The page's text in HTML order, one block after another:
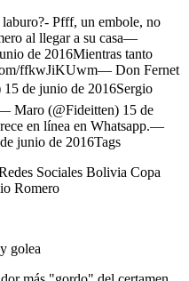
Pfff, un embole, no
al llegar a su casa—
de 2016Mientras tanto
ffkwJiKUwm— Don Fernet
de junio de 2016Sergio
Maro (@Fideitten) 15 de
en línea en Whatsapp.—
junio de 2016Tags
Sociales Bolivia Copa
Romero
golea